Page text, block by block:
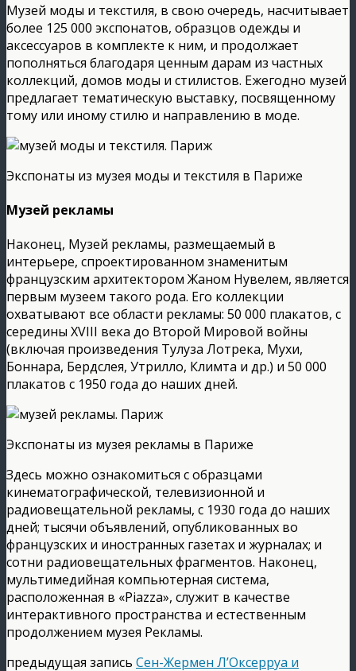
Музей моды и текстиля, в свою очередь, насчитывает
более 125 000 экспонатов, образцов одежды и
аксессуаров в комплекте к ним, и продолжает
пополняться благодаря ценным дарам из частных
коллекций, домов моды и стилистов. Ежегодно музей
предлагает тематическую выставку, посвященному
тому или иному стилю и направлению в моде.
Экспонаты из музея моды и текстиля в Париже
Музей рекламы
Наконец, Музей рекламы, размещаемый в
интерьере, спроектированном знаменитым
французским архитектором Жаном Нувелем, является
первым музеем такого рода. Его коллекции
охватывают все области рекламы: 50 000 плакатов, с
середины XVIII века до Второй Мировой войны
(включая произведения Тулуза Лотрека, Мухи,
Боннара, Бердслея, Утрилло, Климта и др.) и 50 000
плакатов с 1950 года до наших дней.
Экспонаты из музея рекламы в Париже
Здесь можно ознакомиться с образцами
кинематографической, телевизионной и
радиовещательной рекламы, с 1930 года до наших
дней; тысячи объявлений, опубликованных во
французских и иностранных газетах и журналах; и
сотни радиовещательных фрагментов. Наконец,
мультимедийная компьютерная система,
расположенная в «Piazza», служит в качестве
интерактивного пространства и естественным
продолжением музея Рекламы.
предыдущая запись Сен-Жермен Л’Оксерруа и